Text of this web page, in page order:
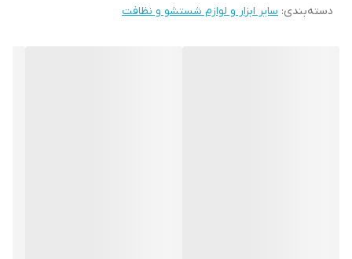
دسته‌بندی: سایر ابزار و لوازم شستشو و نظافت